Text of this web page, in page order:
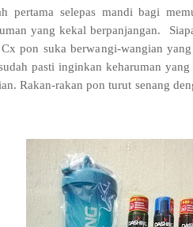
pertama selepas mandi bagi
yang kekal berpanjangan.
pon suka berwangi-wangian
pasti inginkan keharuman
Rakan-rakan pon turut senang